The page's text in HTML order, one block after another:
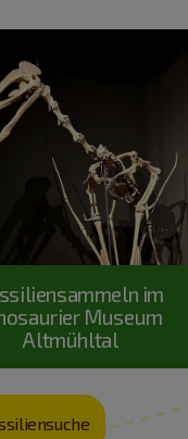
im
Museum
Altmühltal